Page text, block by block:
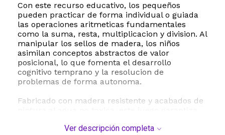
Con este recurso educativo, los pequeños
pueden practicar de forma individual o guiada
las operaciones aritmeticas fundamentales
como la suma, resta, multiplicacion y division. Al
manipular los sellos de madera, los niños
asimilan conceptos abstractos de valor
posicional, lo que fomenta el desarrollo
cognitivo temprano y la resolucion de
problemas de forma autonoma.
Fabricado con madera resistente y acabados de
duradera. Su diseño incluye una caja
Ver descripción completa